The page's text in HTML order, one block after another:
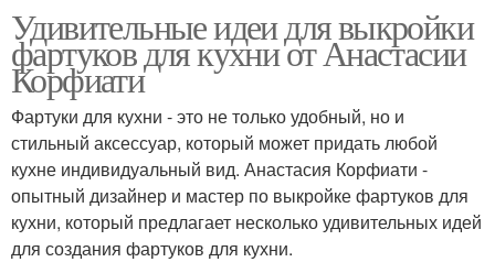
Удивительные идеи для выкройки
фартуков для кухни от Анастасии
Корфиати
Фартуки для кухни - это не только удобный, но и
стильный аксессуар, который может придать любой
кухне индивидуальный вид. Анастасия Корфиати -
опытный дизайнер и мастер по выкройке фартуков для
кухни, который предлагает несколько удивительных идей
для создания фартуков для кухни.